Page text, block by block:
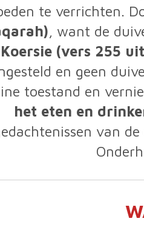
te verrichten.
, want de
(vers 255
en geen
toestand en
het eten en
van